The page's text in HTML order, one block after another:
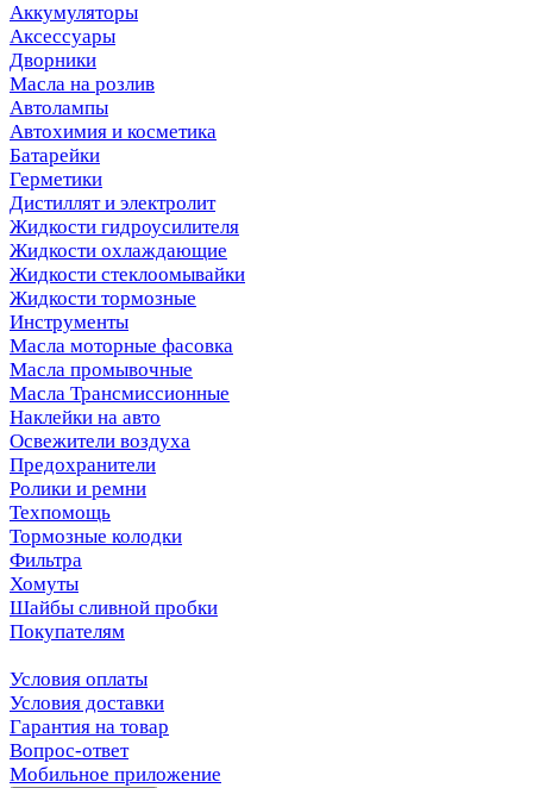
Аккумуляторы
Аксессуары
Дворники
Масла на розлив
Автолампы
Автохимия и косметика
Батарейки
Герметики
Дистиллят и электролит
Жидкости гидроусилителя
Жидкости охлаждающие
Жидкости стеклоомывайки
Жидкости тормозные
Инструменты
Масла моторные фасовка
Масла промывочные
Масла Трансмиссионные
Наклейки на авто
Освежители воздуха
Предохранители
Ролики и ремни
Техпомощь
Тормозные колодки
Фильтра
Хомуты
Шайбы сливной пробки
Покупателям
Условия оплаты
Условия доставки
Гарантия на товар
Вопрос-ответ
Мобильное приложение